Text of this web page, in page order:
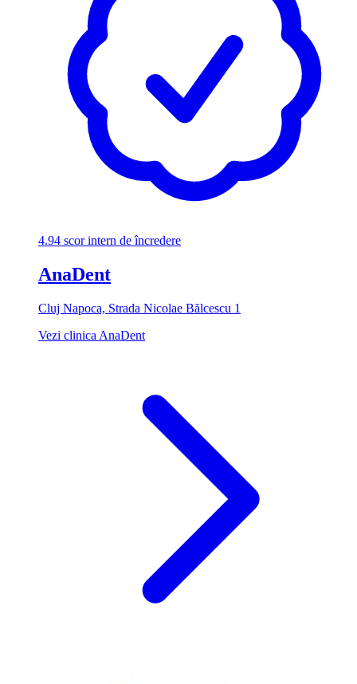
4.94 scor intern de încredere
AnaDent
Cluj Napoca, Strada Nicolae Bălcescu 1
Vezi clinica AnaDent